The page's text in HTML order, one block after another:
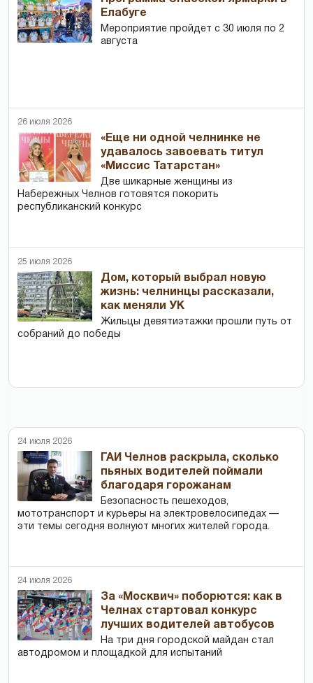
Елабуге
Мероприятие пройдет с 30 июля по 2
августа
26 июля 2026
«Еще ни одной челнинке не
удавалось завоевать титул
«Миссис Татарстан»
Две шикарные женщины из
Набережных Челнов готовятся покорить
республиканский конкурс
25 июля 2026
Дом, который выбрал новую
жизнь: челнинцы рассказали,
как меняли УК
Жильцы девятиэтажки прошли путь от
собраний до победы
24 июля 2026
ГАИ Челнов раскрыла, сколько
пьяных водителей поймали
благодаря горожанам
Безопасность пешеходов,
мототранспорт и курьеры на электровелосипедах —
эти темы сегодня волнуют многих жителей города.
24 июля 2026
За «Москвич» поборются: как в
Челнах стартовал конкурс
лучших водителей автобусов
На три дня городской майдан стал
автодромом и площадкой для испытаний